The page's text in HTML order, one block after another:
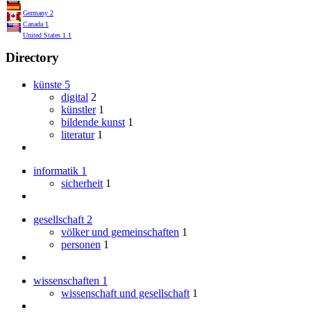
Germany 2
Canada 1
United States 1 1
Directory
künste 5
digital 2
künstler 1
bildende kunst 1
literatur 1
informatik 1
sicherheit 1
gesellschaft 2
völker und gemeinschaften 1
personen 1
wissenschaften 1
wissenschaft und gesellschaft 1